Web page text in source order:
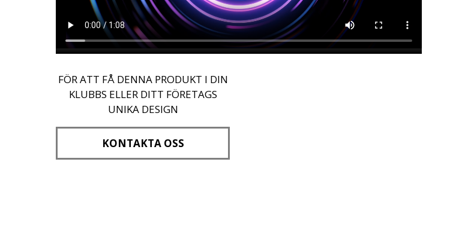
FÖR ATT FÅ DENNA PRODUKT I DIN
KLUBBS ELLER DITT FÖRETAGS
UNIKA DESIGN
KONTAKTA OSS